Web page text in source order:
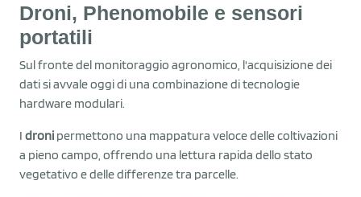
Droni, Phenomobile e sensori
portatili
Sul fronte del monitoraggio agronomico, l'acquisizione dei
dati si avvale oggi di una combinazione di tecnologie
hardware modulari.
I droni permettono una mappatura veloce delle coltivazioni
a pieno campo, offrendo una lettura rapida dello stato
vegetativo e delle differenze tra parcelle.